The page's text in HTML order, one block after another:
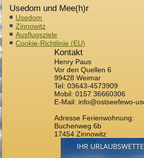
Usedom und Mee(h)r
Usedom
Zinnowitz
Ausflugsziele
Cookie-Richtlinie (EU)
Kontakt
Henry Paus
Vor den Quellen 6
99428 Weimar
Tel: 03643-4573909
Mobil: 0157 36660306
E-Mail: info@ostseefewo-
Adresse Ferienwohnung:
Buchenweg 6b
17454 Zinnowitz
IHR